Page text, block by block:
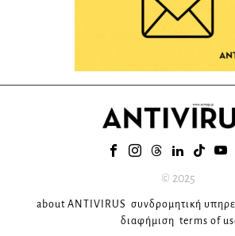
© 2025
about ANTIVIRUS συνδρομητική
διαφήμιση terms of